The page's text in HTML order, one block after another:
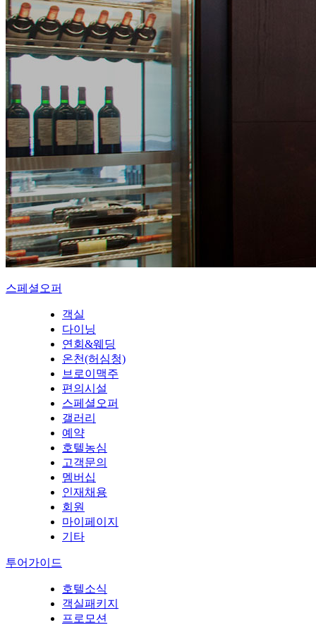
스페셜오퍼
객실
다이닝
연회&웨딩
온천(허심청)
브로이맥주
편의시설
스페셜오퍼
갤러리
예약
호텔농심
고객문의
멤버십
인재채용
회원
마이페이지
기타
투어가이드
호텔소식
객실패키지
프로모션